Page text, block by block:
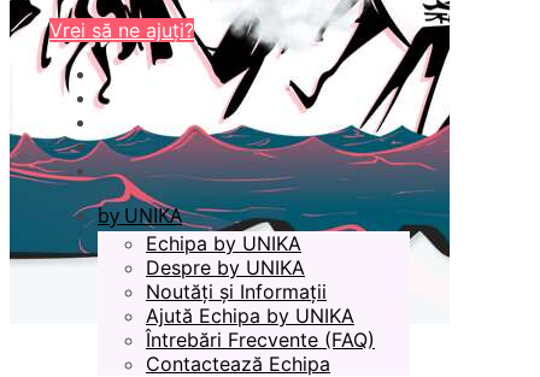
Vrei să ne ajuți?
by UNIKA
Echipa by UNIKA
Despre by UNIKA
Noutăți și Informații
Ajută Echipa by UNIKA
Întrebări Frecvente (FAQ)
Contactează Echipa